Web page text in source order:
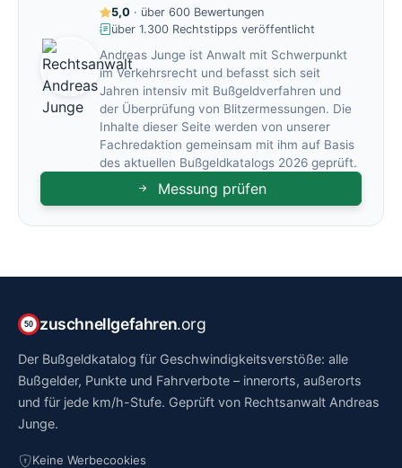
5,0 · über 600 Bewertungen
über 1.300 Rechtstipps veröffentlicht
Andreas Junge ist Anwalt mit Schwerpunkt
im Verkehrsrecht und befasst sich seit
Jahren intensiv mit Bußgeldverfahren und
der Überprüfung von Blitzermessungen. Die
Inhalte dieser Seite werden von unserer
Fachredaktion gemeinsam mit ihm auf Basis
des aktuellen Bußgeldkatalogs 2026 geprüft.
Messung prüfen
50 zuschnellgefahren.org
Der Bußgeldkatalog für Geschwindigkeitsverstöße: alle
Bußgelder, Punkte und Fahrverbote – innerorts, außerorts
und für jede km/h-Stufe. Geprüft von Rechtsanwalt Andreas
Junge.
Keine Werbecookies